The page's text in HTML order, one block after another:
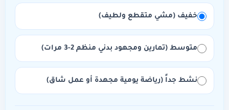
خفيف (مشي متقطع ولطيف)
متوسط (تمارين ومجهود بدني منظم 2-3 مرات)
نشط جداً (رياضة يومية مجهدة أو عمل شاق)